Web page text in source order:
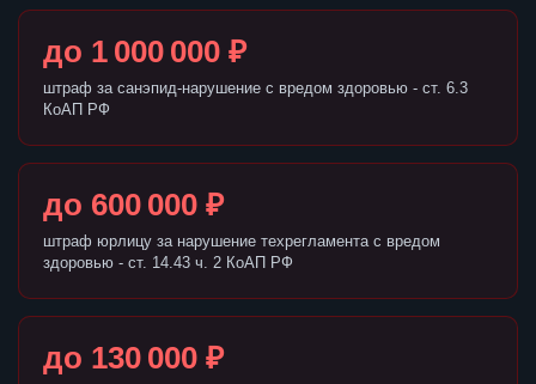
до 1 000 000 ₽
штраф за санэпид-нарушение с вредом здоровью - ст. 6.3
КоАП РФ
до 600 000 ₽
штраф юрлицу за нарушение техрегламента с вредом
здоровью - ст. 14.43 ч. 2 КоАП РФ
до 130 000 ₽